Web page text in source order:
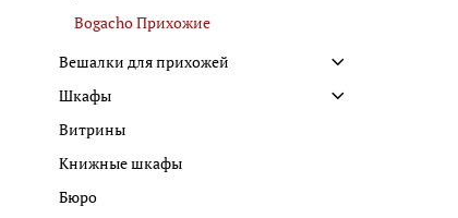
Bogacho Прихожие
Вешалки для прихожей
Шкафы
Витрины
Книжные шкафы
Бюро